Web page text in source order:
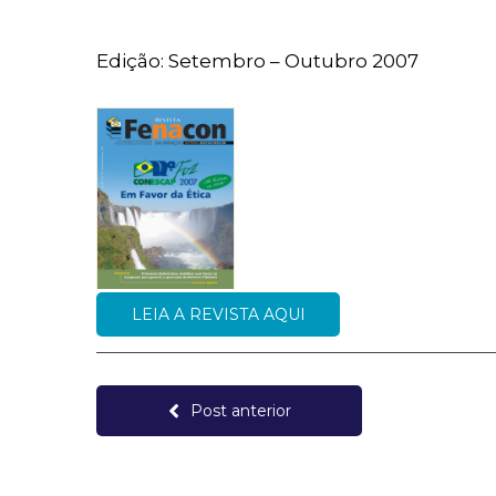
Edição: Setembro – Outubro 2007
LEIA A REVISTA AQUI
Post anterior